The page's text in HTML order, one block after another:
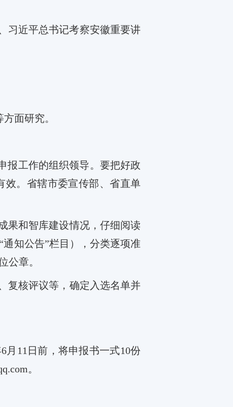
习近平总书记考察安徽重要讲
方面研究。
报工作的组织领导。要把好政
。 省辖市委宣传部、省直单
果和智库建设情况，仔细阅读
“通知公告”栏目），分类逐项准
公章。
复核评议等 ， 确定入选名单并
6月 11 日前，将申报书一式10份
。